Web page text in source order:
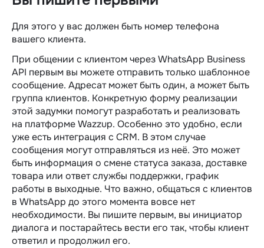
Для этого у вас должен быть номер телефона
вашего клиента.
При общении с клиентом через WhatsApp Business
API первым вы можете отправить только шаблонное
сообщение. Адресат может быть один, а может быть
группа клиентов. Конкретную форму реализации
этой задумки помогут разработать и реализовать
на платформе Wazzup. Особенно это удобно, если
уже есть интеграция с CRM. В этом случае
сообщения могут отправляться из неё. Это может
быть информация о смене статуса заказа, доставке
товара или ответ службы поддержки, график
работы в выходные. Что важно, общаться с клиентов
в WhatsApp до этого момента вовсе нет
необходимости. Вы пишите первым, вы инициатор
диалога и постарайтесь вести его так, чтобы клиент
ответил и продолжил его.